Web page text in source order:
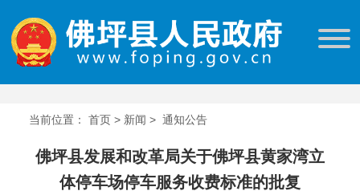
当前位置： 首页 > 新闻 > 通知公告
佛坪县发展和改革局关于佛坪县黄家湾立
体停车场停车服务收费标准的批复